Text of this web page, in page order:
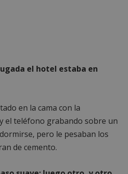
el hotel estaba en
en la cama con la
el teléfono grabando sobre un
pero le pesaban los
de cemento.